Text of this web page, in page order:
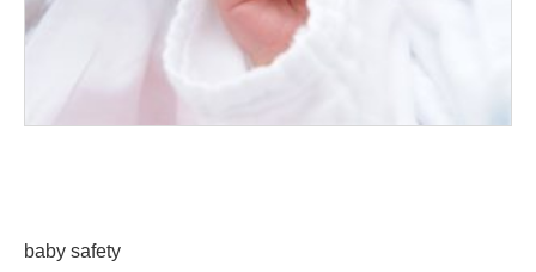
baby safety